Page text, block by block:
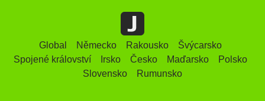
Global Německo Rakousko
Švýcarsko
Spojené království
Irsko Česko Maďarsko
Polsko
Slovensko
Rumunsko